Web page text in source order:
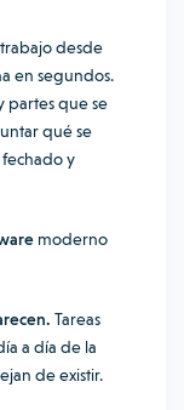
desde
en segundos.
partes que se
qué se
fechado y
moderno
Tareas
a día de la
de existir.